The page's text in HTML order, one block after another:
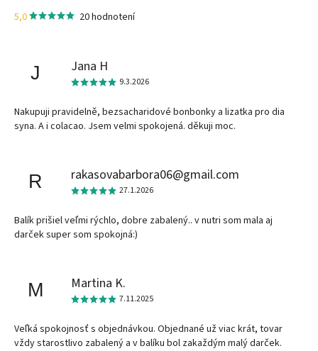
5,0 20 hodnotení
J Jana H
9.3.2026
Nakupuji pravidelně, bezsacharidové bonbonky a lizatka pro dia
syna. A i colacao. Jsem velmi spokojená. děkuji moc.
R rakasovabarbora06@gmail.com
27.1.2026
Balík prišiel veľmi rýchlo, dobre zabalený.. v nutri som mala aj
darček super som spokojná:)
M Martina K.
7.11.2025
Veľká spokojnosť s objednávkou. Objednané už viac krát, tovar
vždy starostlivo zabalený a v balíku bol zakaždým malý darček.